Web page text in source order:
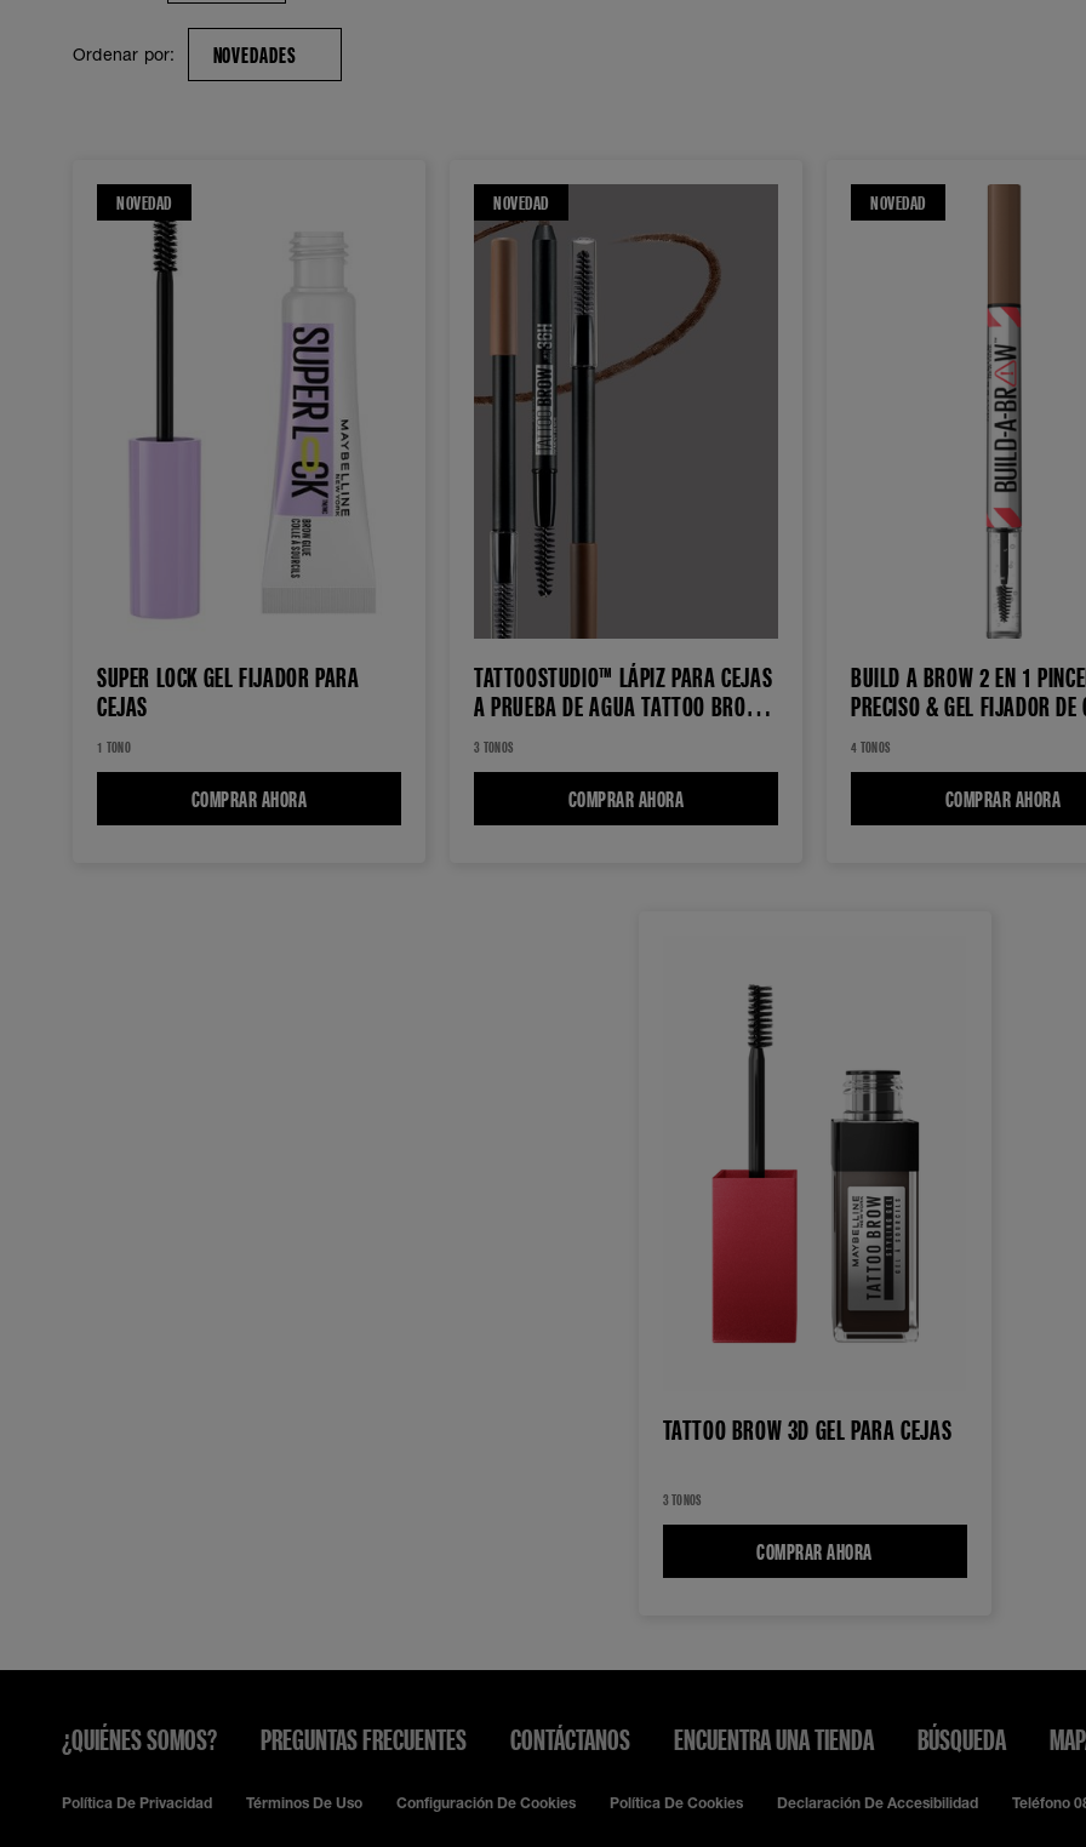
Ordenar por: NOVEDADES
NOVEDAD
SUPER LOCK GEL FIJADOR PARA
CEJAS
1 TONO
COMPRAR AHORA
NOVEDAD
TATTOOSTUDIO™ LÁPIZ PARA CEJAS
A PRUEBA DE AGUA TATTOO BROW
36 HORAS
3 TONOS
COMPRAR AHORA TATTOOSTUDIO™ LÁPIZ PARA CEJAS A PRUEBA DE AGUA
NOVEDAD
BUILD A BROW 2 EN 1
PRECISO & GEL FIJADOR DE
CEJAS
4 TONOS
COMPRAR AHORA
TATTOO BROW 3D GEL PARA CEJAS
3 TONOS
COMPRAR AHORA
¿QUIÉNES SOMOS? PREGUNTAS FRECUENTES CONTÁCTANOS ENCUENTRA UNA TIENDA BÚSQUEDA
Política De Privacidad Términos De Uso Configuración De Cookies Política De Cookies Declaración De Accesibilidad Teléfono